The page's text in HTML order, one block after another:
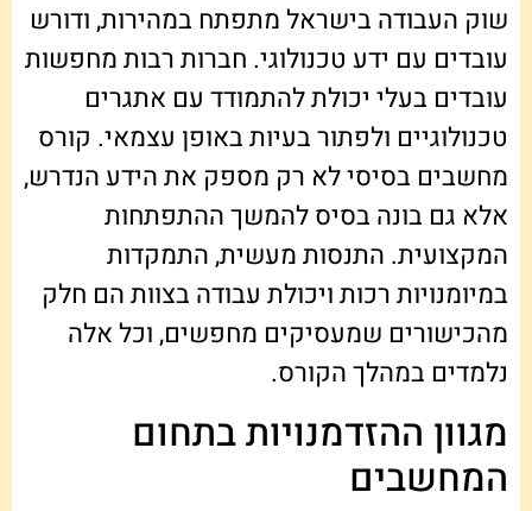
שוק העבודה בישראל מתפתח במהירות, ודורש
עובדים עם ידע טכנולוגי. חברות רבות מחפשות
עובדים בעלי יכולת להתמודד עם אתגרים
טכנולוגיים ולפתור בעיות באופן עצמאי. קורס
מחשבים בסיסי לא רק מספק את הידע הנדרש,
אלא גם בונה בסיס להמשך ההתפתחות
המקצועית. התנסות מעשית, התמקדות
במיומנויות רכות ויכולת עבודה בצוות הם חלק
מהכישורים שמעסיקים מחפשים, וכל אלה
נלמדים במהלך הקורס.
מגוון ההזדמנויות בתחום
המחשבים